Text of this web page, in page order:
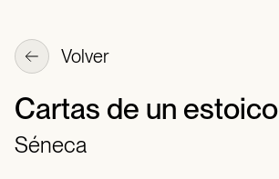
Volver
Cartas de un estoico
Séneca